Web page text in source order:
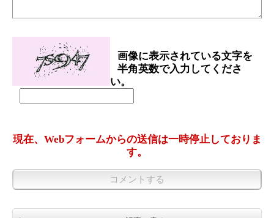
画像に表示されている文字を
半角英数で入力してくださ
い。
現在、Webフォームからの送信は一時停止しておりま
す。